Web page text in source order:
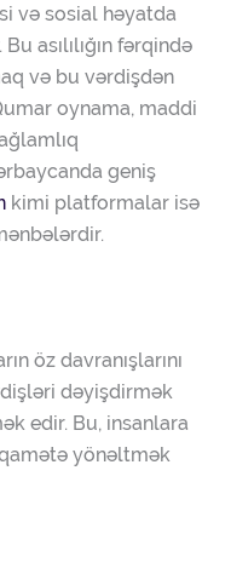
və sosial həyatda
asılılığın fərqində
və bu vərdişdən
oynama, maddi
geniş
kimi platformalar isə
öz davranışlarını
dəyişdirmək
edir. Bu, insanlara
yönəltmək